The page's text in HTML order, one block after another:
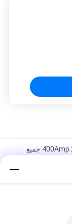
آلة لحام ورق الأنبوب إلى الأنبوب 400Amp 200V / 50-60Hz جميع